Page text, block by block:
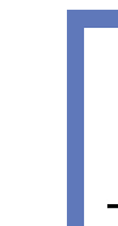
2장 우리는
마음을 사
인간의 궁
3장 단 하나
성공을 부
오케스트
깃발을 처